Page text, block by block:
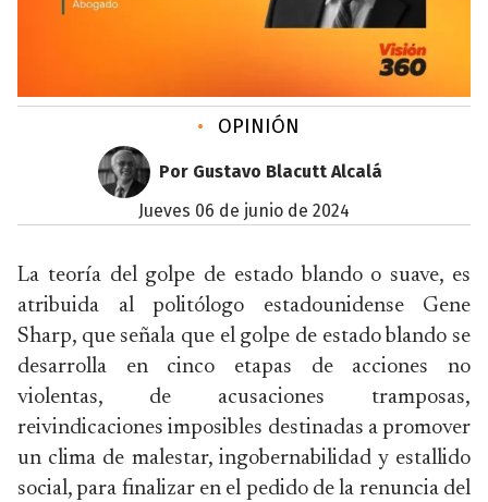
• OPINIÓN
Por Gustavo Blacutt Alcalá
jueves 06 de junio de 2024
La teoría del golpe de estado blando o suave, es
atribuida al politólogo estadounidense Gene
Sharp, que señala que el golpe de estado blando se
desarrolla en cinco etapas de acciones no
violentas, de acusaciones tramposas,
reivindicaciones imposibles destinadas a promover
un clima de malestar, ingobernabilidad y estallido
social, para finalizar en el pedido de la renuncia del